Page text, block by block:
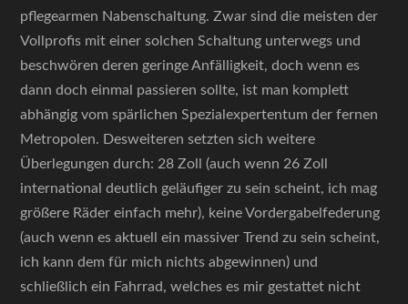
pflegearmen Nabenschaltung. Zwar sind die meisten der
Vollprofis mit einer solchen Schaltung unterwegs und
beschwören deren geringe Anfälligkeit, doch wenn es
dann doch einmal passieren sollte, ist man komplett
abhängig vom spärlichen Spezialexpertentum der fernen
Metropolen. Desweiteren setzten sich weitere
Überlegungen durch: 28 Zoll (auch wenn 26 Zoll
international deutlich geläufiger zu sein scheint, ich mag
größere Räder einfach mehr), keine Vordergabelfederung
(auch wenn es aktuell ein massiver Trend zu sein scheint,
ich kann dem für mich nichts abgewinnen) und
schließlich ein Fahrrad, welches es mir gestattet nicht